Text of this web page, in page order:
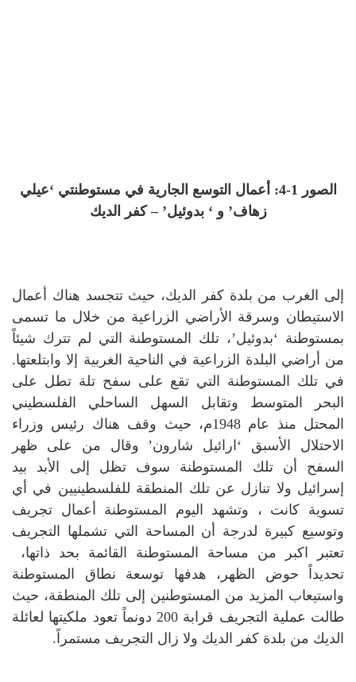
الصور 1-4: أعمال التوسع الجارية في مستوطنتي ‘عيلي
زهاف’ و ‘ بدوئيل’ – كفر الديك
إلى الغرب من بلدة كفر الديك، حيث تتجسد هناك أعمال
الاستيطان وسرقة الأراضي الزراعية من خلال ما تسمى
بمستوطنة ‘بدوئيل’، تلك المستوطنة التي لم تترك شيئاً
من أراضي البلدة الزراعية في الناحية الغربية إلا وابتلعتها.
في تلك المستوطنة التي تقع على سفح تلة تطل على
البحر المتوسط وتقابل السهل الساحلي الفلسطيني
المحتل منذ عام 1948م، حيث وقف هناك رئيس وزراء
الاحتلال الأسبق ‘ارائيل شارون’ وقال من على ظهر
السفح أن تلك المستوطنة سوف تظل إلى الأبد بيد
إسرائيل ولا تنازل عن تلك المنطقة للفلسطينيين في أي
تسوية كانت ، وتشهد اليوم المستوطنة أعمال تجريف
وتوسيع كبيرة لدرجة أن المساحة التي تشملها التجريف
تعتبر اكبر من مساحة المستوطنة القائمة بحد ذاتها،
تحديداً حوض الظهر، هدفها توسعة نطاق المستوطنة
واستيعاب المزيد من المستوطنين إلى تلك المنطقة، حيث
طالت عملية التجريف قرابة 200 دونماً تعود ملكيتها لعائلة
الديك من بلدة كفر الديك ولا زال التجريف مستمراً.